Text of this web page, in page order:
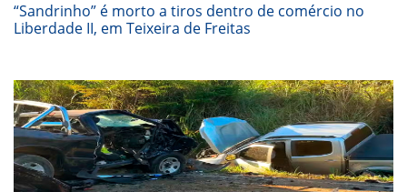
“Sandrinho” é morto a tiros dentro de comércio no
Liberdade II, em Teixeira de Freitas